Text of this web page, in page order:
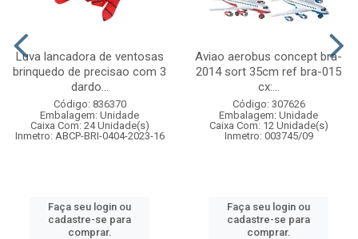
Luva lancadora de ventosas
brinquedo de precisao com 3
dardo...
Código: 836370
Embalagem: Unidade
Caixa Com: 24 Unidade(s)
Inmetro: ABCP-BRI-0404-2023-16
Faça seu login ou
cadastre-se para
comprar.
Aviao aerobus concept bra-
2014 sort 35cm ref bra-015
cx:...
Código: 307626
Embalagem: Unidade
Caixa Com: 12 Unidade(s)
Inmetro: 003745/09
Faça seu login ou
cadastre-se para
comprar.